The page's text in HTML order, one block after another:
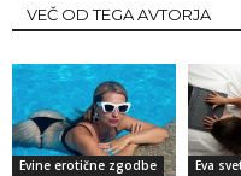
VEČ OD TEGA AVTORJA
Evine erotične zgodbe Eva